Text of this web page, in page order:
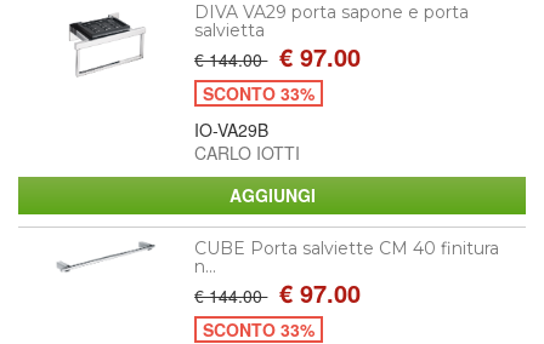
DIVA VA29 porta sapone e porta
salvietta
€ 144.00 € 97.00
SCONTO 33%
IO-VA29B
CARLO IOTTI
CUBE Porta salviette CM 40 finitura
n...
€ 144.00 € 97.00
SCONTO 33%